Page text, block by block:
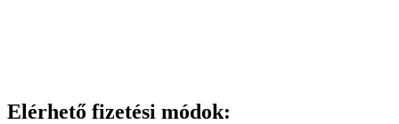
Elérhető fizetési módok: